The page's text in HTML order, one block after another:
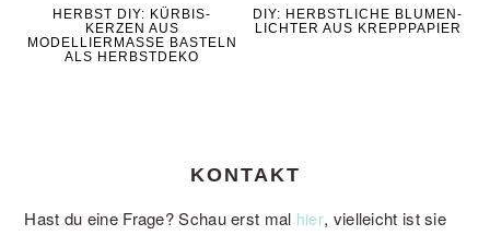
HERBST DIY: KÜRBIS-
KERZEN AUS
MODELLIERMASSE BASTELN
ALS HERBSTDEKO
DIY: HERBSTLICHE BLUMEN-
LICHTER AUS KREPPPAPIER
KONTAKT
Hast du eine Frage? Schau erst mal hier, vielleicht ist sie